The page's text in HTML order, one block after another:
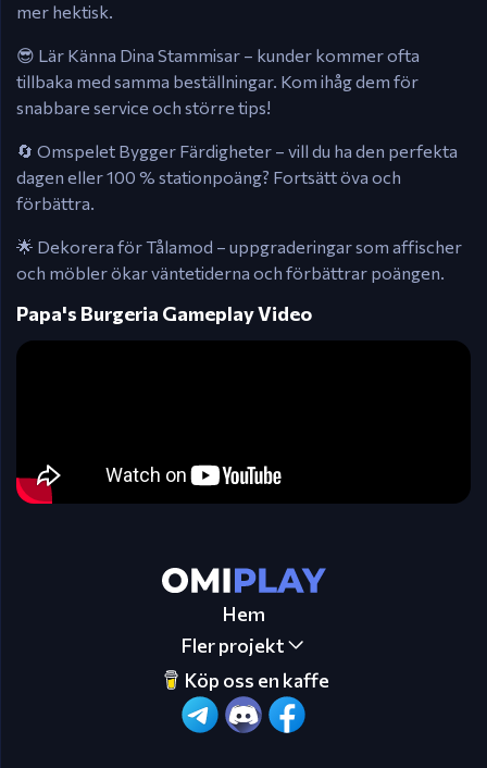
mer hektisk.
😎 Lär Känna Dina Stammisar – kunder kommer ofta
tillbaka med samma beställningar. Kom ihåg dem för
snabbare service och större tips!
🔄 Omspelet Bygger Färdigheter – vill du ha den perfekta
dagen eller 100 % stationpoäng? Fortsätt öva och
förbättra.
🌟 Dekorera för Tålamod – uppgraderingar som affischer
och möbler ökar väntetiderna och förbättrar poängen.
Papa's Burgeria Gameplay Video
Hem
Fler projekt
Köp oss en kaffe